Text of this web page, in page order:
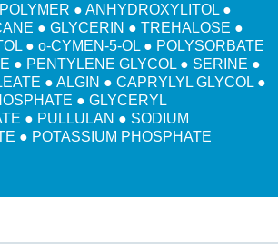
● ANHYDROXYLITOL ●
● GLYCERIN ● TREHALOSE ●
● o-CYMEN-5-OL ● POLYSORBATE
● PENTYLENE GLYCOL ● SERINE ●
● ALGIN ● CAPRYLYL GLYCOL ●
● GLYCERYL
● PULLULAN ● SODIUM
● POTASSIUM PHOSPHATE